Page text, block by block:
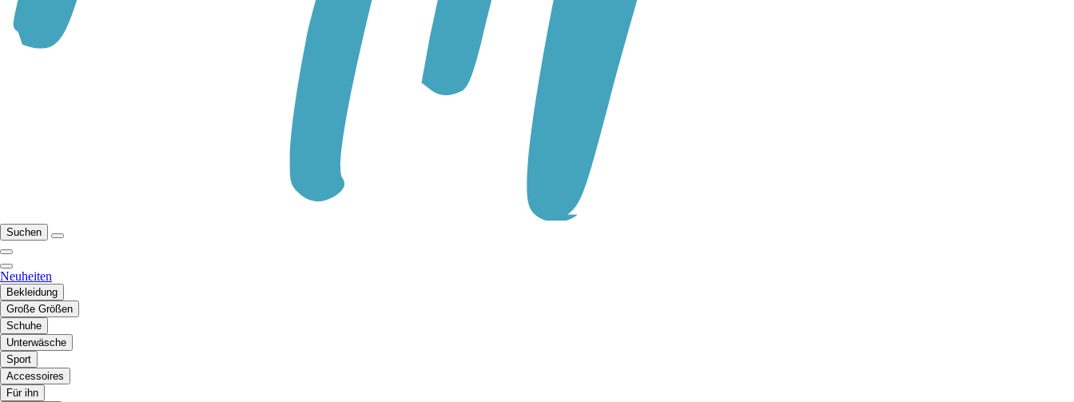
Suchen
Neuheiten
Bekleidung
Große Größen
Schuhe
Unterwäsche
Sport
Accessoires
Für ihn